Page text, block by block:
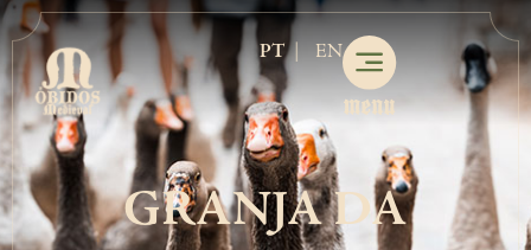
PT EN
GRANJA DA